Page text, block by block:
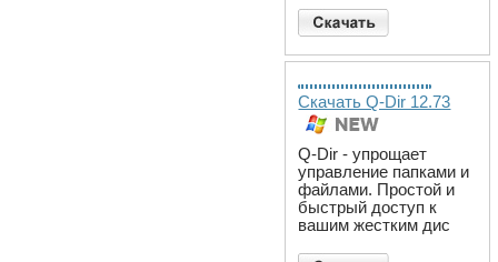
Скачать Q-Dir 12.73
Q-Dir - упрощает
управление папками и
файлами. Простой и
быстрый доступ к
вашим жестким дис